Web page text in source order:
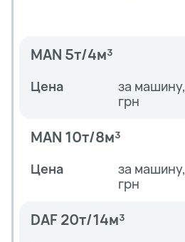
MAN 5т/4м³
Цена
за машину,
грн
MAN 10т/8м³
Цена
за машину,
грн
DAF 20т/14м³